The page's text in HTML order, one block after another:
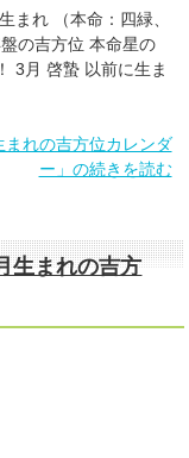
まれ （本命：四緑、
の吉方位 本命星の
3月 啓蟄 以前に生ま
まれの吉方位カレンダ
ー」の続きを読む
生まれの吉方